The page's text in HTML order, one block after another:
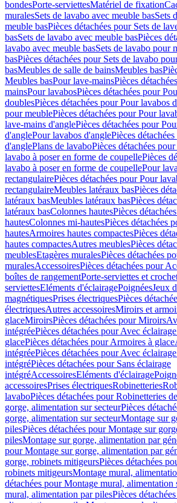
bondesPorte-serviettesMatériel de fixation
muralesSets de lavabo avec meuble basSets
meuble basPièces détachées pour Sets de
basSets de lavabo avec meuble basPièces
lavabo avec meuble basSets de lavabo pour
basPièces détachées pour Sets de lavabo
basMeubles de salle de bainsMeubles bas
Meubles basPour lave-mainsPièces
mainsPour lavabosPièces détachées pour
doublesPièces détachées pour Pour lavabos
pour meublePièces détachées pour Pour
lave-mains d'anglePièces détachées pour
d'anglePour lavabos d'anglePièces
d'anglePlans de lavaboPièces détachées
lavabo à poser en forme de coupellePièces
lavabo à poser en forme de coupellePour
rectangulairePièces détachées pour Pour
rectangulaireMeubles latéraux basPièces
latéraux basMeubles latéraux basPièces
latéraux basColonnes hautesPièces
hautesColonnes mi-hautesPièces détachées
hautesArmoires hautes compactesPièces
hautes compactesAutres meublesPièces
meublesEtagères muralesPièces détachées
muralesAccessoiresPièces détachées pour
boîtes de rangementPorte-serviettes et
serviettesEléments d'éclairagePoignéesJeux
magnétiquesPrises électriquesPièces
électriquesAutres accessoiresMiroirs et
glaceMiroirsPièces détachées pour Miroirs
intégréePièces détachées pour Avec
glacePièces détachées pour Armoires à glace
intégréePièces détachées pour Avec
intégréPièces détachées pour Sans éclairage
intégréAccessoiresEléments d'éclairage
accessoiresPrises électriquesRobinetteries
lavaboPièces détachées pour Robinetteries
gorge, alimentation sur secteurPièces
gorge, alimentation sur secteurMontage sur
pilesPièces détachées pour Montage sur
pilesMontage sur gorge, alimentation par
pour Montage sur gorge, alimentation par
gorge, robinets mitigeursPièces détachées
robinets mitigeursMontage mural,
détachées pour Montage mural, alimentation
mural, alimentation par pilesPièces